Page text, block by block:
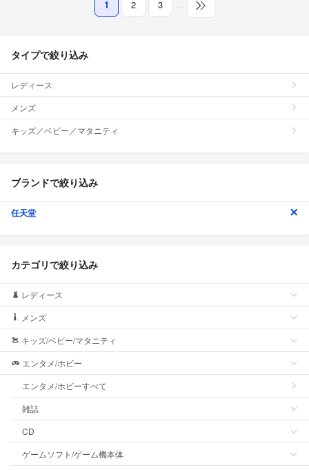
1 2 3 …
タイプで絞り込み
レディース
メンズ
キッズ／ベビー／マタニティ
ブランドで絞り込み
任天堂
カテゴリで絞り込み
レディース
メンズ
キッズ/ベビー/マタニティ
エンタメ/ホビー
エンタメ/ホビーすべて
雑誌
CD
ゲームソフト/ゲーム機本体